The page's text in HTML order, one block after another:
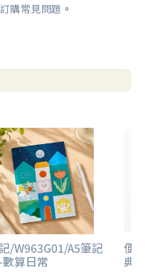
購常見問題 。
/W963G01/A5筆記
算日常
便
典